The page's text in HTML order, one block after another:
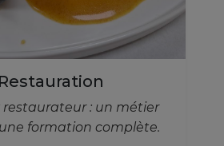
Restauration
restaurateur : un métier
formation complète.